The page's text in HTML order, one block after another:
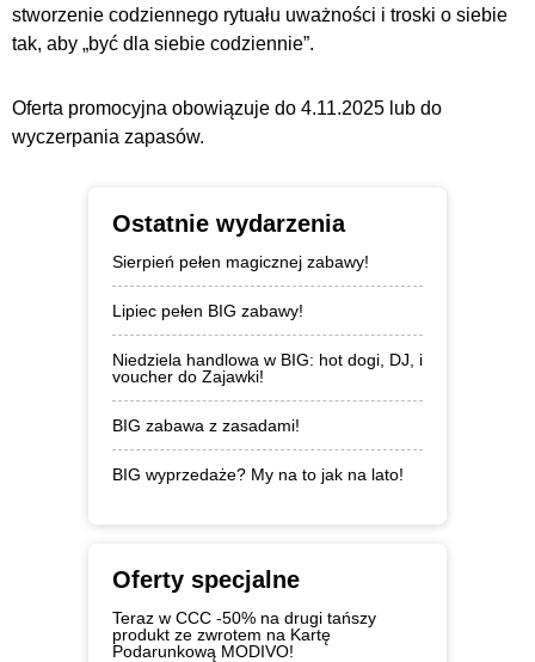
stworzenie codziennego rytuału uważności i troski o siebie
tak, aby „być dla siebie codziennie”.
Oferta promocyjna obowiązuje do 4.11.2025 lub do
wyczerpania zapasów.
Ostatnie wydarzenia
Sierpień pełen magicznej zabawy!
Lipiec pełen BIG zabawy!
Niedziela handlowa w BIG: hot dogi, DJ, i
voucher do Zajawki!
BIG zabawa z zasadami!
BIG wyprzedaże? My na to jak na lato!
Oferty specjalne
Teraz w CCC -50% na drugi tańszy
produkt ze zwrotem na Kartę
Podarunkową MODIVO!